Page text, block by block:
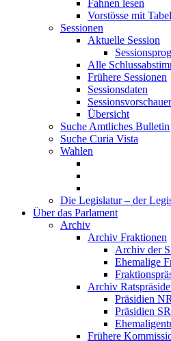
Fahnen lesen
Vorstösse mit
Sessionen
Aktuelle Session
Alle
Frühere Sessionen
Sessionsdaten
Übersicht
Suche Amtliches Bulletin
Suche Curia Vista
Wahlen
Die Legislatur – der
Über das Parlament
Archiv
Archiv Fraktionen
Archiv der
Ehemalige
Archiv
Präsidien
Präsidien
Frühere